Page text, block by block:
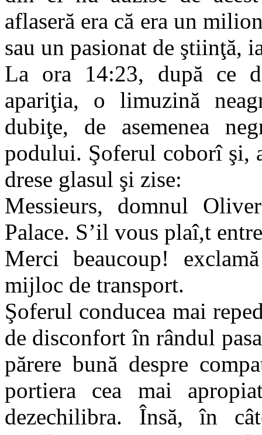
aflaseră era că era un
sau un pasionat de ştiinţă,
La ora 14:23, după ce
apariţia, o limuzină
dubiţe, de asemenea
podului. Şoferul coborî şi,
drese glasul şi zise:
Messieurs, domnul
Palace. S’il vous plaî,t
Merci beaucoup!
mijloc de transport.
Şoferul conducea mai
de disconfort în rândul
părere bună despre
portiera cea mai
dezechilibra. Însă, în